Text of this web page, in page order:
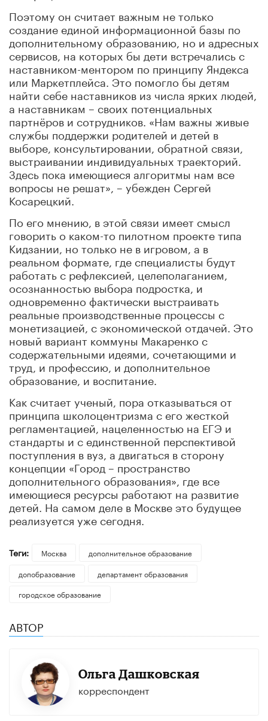
Поэтому он считает важным не только
создание единой информационной базы по
дополнительному образованию, но и адресных
сервисов, на которых бы дети встречались с
наставником-ментором по принципу Яндекса
или Маркетплейса. Это помогло бы детям
найти себе наставников из числа ярких людей,
а наставникам – своих потенциальных
партнёров и сотрудников. «Нам важны живые
службы поддержки родителей и детей в
выборе, консультировании, обратной связи,
выстраивании индивидуальных траекторий.
Здесь пока имеющиеся алгоритмы нам все
вопросы не решат», – убежден Сергей
Косарецкий.
По его мнению, в этой связи имеет смысл
говорить о каком-то пилотном проекте типа
Кидзании, но только не в игровом, а в
реальном формате, где специалисты будут
работать с рефлексией, целеполаганием,
осознанностью выбора подростка, и
одновременно фактически выстраивать
реальные производственные процессы с
монетизацией, с экономической отдачей. Это
новый вариант коммуны Макаренко с
содержательными идеями, сочетающими и
труд, и профессию, и дополнительное
образование, и воспитание.
Как считает ученый, пора отказываться от
принципа школоцентризма с его жесткой
регламентацией, нацеленностью на ЕГЭ и
стандарты и с единственной перспективой
поступления в вуз, а двигаться в сторону
концепции «Город – пространство
дополнительного образования», где все
имеющиеся ресурсы работают на развитие
детей. На самом деле в Москве это будущее
реализуется уже сегодня.
Теги: Москва
дополнительное образование
допобразование
департамент образования
городское образование
АВТОР
Ольга Дашковская
корреспондент